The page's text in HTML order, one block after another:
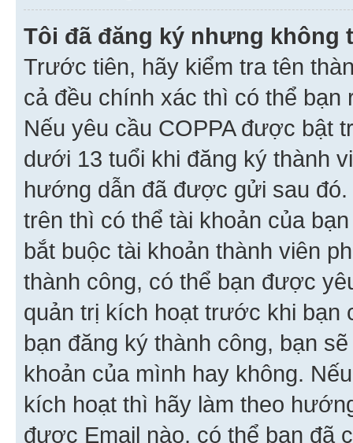
Tôi đã đăng ký nhưng không
Trước tiên, hãy kiểm tra tên
cả đều chính xác thì có thể
Nếu yêu cầu COPPA được bật
dưới 13 tuổi khi đăng ký thành
hướng dẫn đã được gửi sau
trên thì có thể tài khoản của
bắt buộc tài khoản thành viên
thành công, có thể bạn được
quản trị kích hoạt trước khi bạn
bạn đăng ký thành công, bạn
khoản của mình hay không.
kích hoạt thì hãy làm theo
được Email nào, có thể bạn đã